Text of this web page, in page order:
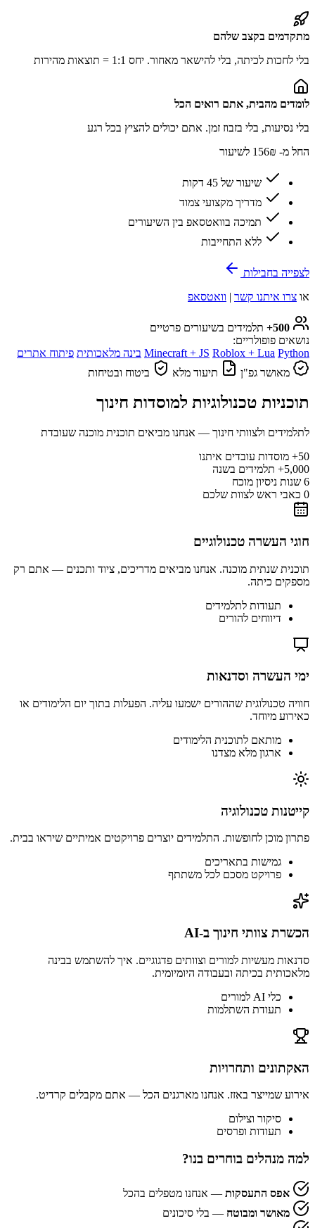
מתקדמים בקצב שלהם
בלי לחכות לכיתה, בלי להישאר מאחור. יחס 1:1 = תוצאות מהירות
לומדים מהבית, אתם רואים הכל
בלי נסיעות, בלי בזבוז זמן. אתם יכולים להציץ בכל רגע
החל מ- 156₪ לשיעור
שיעור של 45 דקות
מדריך מקצועי צמוד
תמיכה בוואטסאפ בין השיעורים
ללא התחייבות
לצפייה בחבילות
או צרו איתנו קשר | וואטסאפ
500+
תלמידים בשיעורים פרטיים
נושאים פופולריים:
Minecraft + JS Roblox + Lua Python בינה מלאכותית פיתוח אתרים
מאושר גפ"ן
תיעוד מלא ביטוח ובטיחות
תוכניות טכנולוגיות למוסדות חינוך
לתלמידים ולצוותי חינוך — אנחנו מביאים תוכנית מוכנה שעובדת
50+
מוסדות עובדים איתנו
5,000+
תלמידים בשנה
6 שנות ניסיון מוכח
0 כאבי ראש לצוות שלכם
חוגי העשרה טכנולוגיים
תוכנית שנתית מוכנה. אנחנו מביאים מדריכים, ציוד ותכנים — אתם רק
מספקים כיתה.
תעודות לתלמידים
דיווחים להורים
ימי העשרה וסדנאות
חוויה טכנולוגית שההורים ישמעו עליה. הפעלות בתוך יום הלימודים או
כאירוע מיוחד.
מותאם לתוכנית הלימודים
ארגון מלא מצדנו
קייטנות טכנולוגיה
פתרון מוכן לחופשות. התלמידים יוצרים פרויקטים אמיתיים שיראו בבית.
גמישות בתאריכים
פרויקט מסכם לכל משתתף
הכשרת צוותי חינוך ב-AI
סדנאות מעשיות למורים וצוותים פדגוגיים. איך להשתמש בבינה
מלאכותית בכיתה ובעבודה היומיומית.
כלי AI למורים
תעודת השתלמות
האקתונים ותחרויות
אירוע שמייצר באזז. אנחנו מארגנים הכל — אתם מקבלים קרדיט.
סיקור וצילום
תעודות ופרסים
למה מנהלים בוחרים בנו?
אפס התעסקות — אנחנו מטפלים בהכל
מאושר ומבוטח — בלי סיכונים